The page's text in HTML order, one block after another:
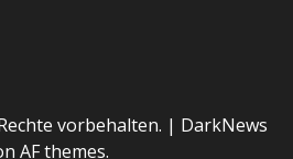
vorbehalten. | DarkNews
AF themes.